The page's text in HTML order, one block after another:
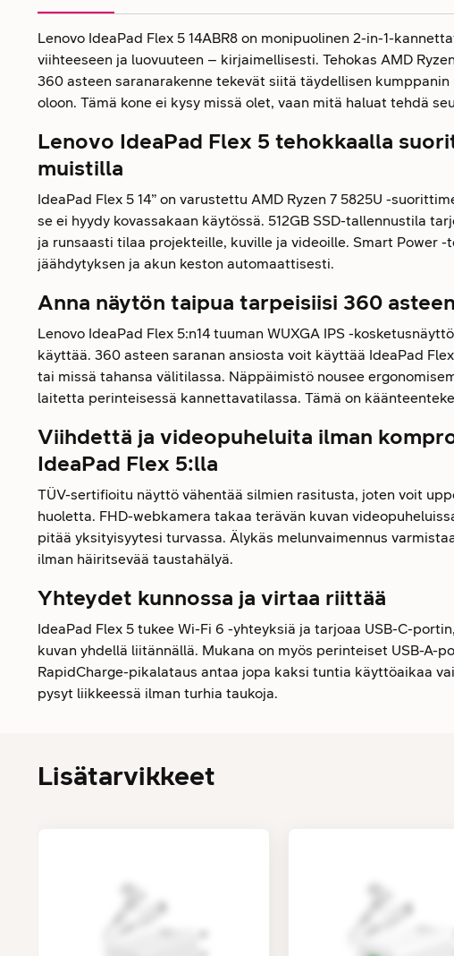
Lenovo IdeaPad Flex 5 14ABR8 on monipuolinen 2-in-1-
viihteeseen ja luovuuteen – kirjaimellisesti. Tehokas AMD
360 asteen saranarakenne tekevät siitä täydellisen
oloon. Tämä kone ei kysy missä olet, vaan mitä haluat tehdä
Lenovo IdeaPad Flex 5 tehokkaalla
muistilla
IdeaPad Flex 5 14” on varustettu AMD Ryzen 7 5825U -
se ei hyydy kovassakaan käytössä. 512GB SSD-tallennustila
ja runsaasti tilaa projekteille, kuville ja videoille. Smart Power
jäähdytyksen ja akun keston automaattisesti.
Anna näytön taipua tarpeisiisi 360
Lenovo IdeaPad Flex 5:n14 tuuman WUXGA IPS -
käyttää. 360 asteen saranan ansiosta voit käyttää IdeaPad
tai missä tahansa välitilassa. Näppäimistö nousee
laitetta perinteisessä kannettavatilassa. Tämä on
Viihdettä ja videopuheluita ilman
IdeaPad Flex 5:lla
TÜV-sertifioitu näyttö vähentää silmien rasitusta, joten voit
huoletta. FHD-webkamera takaa terävän kuvan
pitää yksityisyytesi turvassa. Älykäs melunvaimennus
ilman häiritsevää taustahälyä.
Yhteydet kunnossa ja virtaa riittää
IdeaPad Flex 5 tukee Wi-Fi 6 -yhteyksiä ja tarjoaa USB-C-
kuvan yhdellä liitännällä. Mukana on myös perinteiset USB-A-
RapidCharge-pikalataus antaa jopa kaksi tuntia käyttöaikaa
pysyt liikkeessä ilman turhia taukoja.
Lisätarvikkeet